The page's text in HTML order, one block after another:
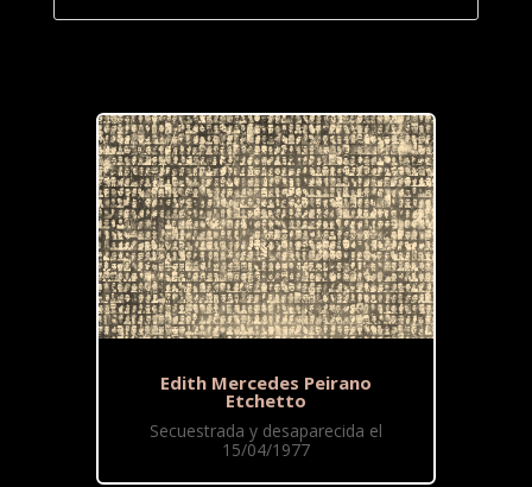
Edith Mercedes Peirano
Etchetto
Secuestrada y desaparecida el
15/04/1977